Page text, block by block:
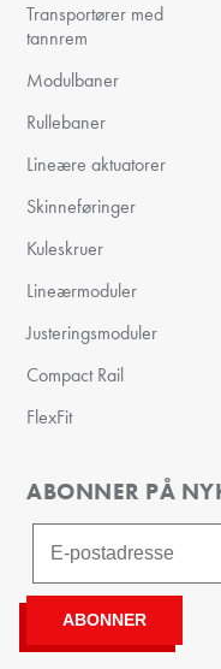
Transportører med
tannrem
Modulbaner
Rullebaner
Lineære aktuatorer
Skinneføringer
Kuleskruer
Lineærmoduler
Justeringsmoduler
Compact Rail
FlexFit
ABONNER PÅ